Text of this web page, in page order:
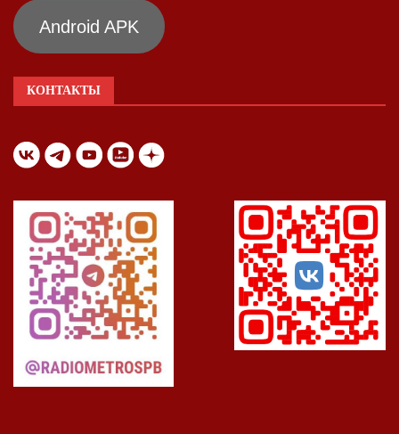
Android APK
КОНТАКТЫ